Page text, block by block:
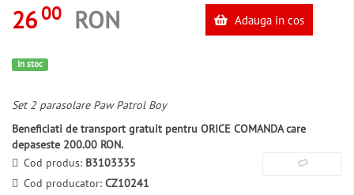
26 00 RON Adauga in cos
In stoc
Set 2 parasolare Paw Patrol Boy
Beneficiati de transport gratuit pentru ORICE COMANDA care
depaseste 200.00 RON.
Cod produs: B3103335
Cod producator: CZ10241